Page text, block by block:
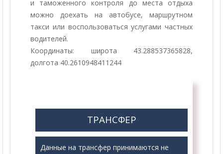
и таможенного контроля до места отдыха
можно доехать на автобусе, маршрутном
такси или воспользоваться услугами частных
водителей.
Координаты: широта 43.288537365828,
долгота 40.2610948411244
ТРАНСФЕР
Данные на трансфер принимаются не